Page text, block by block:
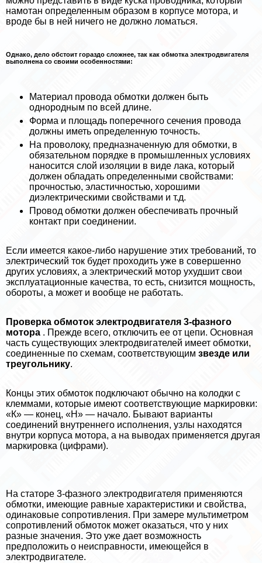
намотан определенным образом в корпусе мотора, и
вроде бы в ней ничего не должно ломаться.
Однако, дело обстоит гораздо сложнее, так как обмотка электродвигателя
выполнена со своими особенностями:
Материал провода обмотки должен быть
однородным по всей длине.
Форма и площадь поперечного сечения провода
должны иметь определенную точность.
На проволоку, предназначенную для обмотки, в
обязательном порядке в промышленных условиях
наносится слой изоляции в виде лака, который
должен обладать определенными свойствами:
прочностью, эластичностью, хорошими
диэлектрическими свойствами и т.д.
Провод обмотки должен обеспечивать прочный
контакт при соединении.
Если имеется какое-либо нарушение этих требований, то
электрический ток будет проходить уже в совершенно
других условиях, а электрический мотор ухудшит свои
эксплуатационные качества, то есть, снизится мощность,
обороты, а может и вообще не работать.
Проверка обмоток электродвигателя 3-фазного
мотора . Прежде всего, отключить ее от цепи. Основная
часть существующих электродвигателей имеет обмотки,
соединенные по схемам, соответствующим звезде или
треугольнику.
Концы этих обмоток подключают обычно на колодки с
клеммами, которые имеют соответствующие маркировки:
«К» — конец, «Н» — начало. Бывают варианты
соединений внутреннего исполнения, узлы находятся
внутри корпуса мотора, а на выводах применяется другая
маркировка (цифрами).
На статоре 3-фазного электродвигателя применяются
обмотки, имеющие равные хаpaктеристики и свойства,
одинаковые сопротивления. При замере мультиметром
сопротивлений обмоток может оказаться, что у них
разные значения. Это уже дает возможность
предположить о неисправности, имеющейся в
электродвигателе.